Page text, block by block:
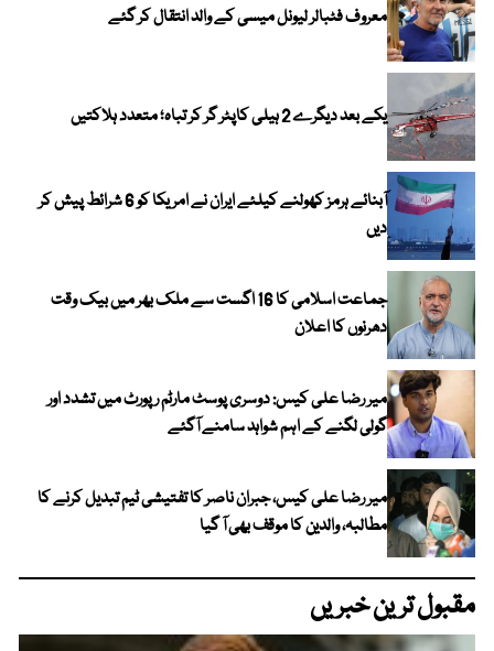
معروف فٹبالر لیونل میسی کے والد انتقال کر گئے
یکے بعد دیگرے 2 ہیلی کاپٹر گر کر تباہ؛ متعدد ہلاکتیں
آبنائے ہرمز کھولنے کیلئے ایران نے امریکا کو 6 شرائط پیش کر
دیں
جماعت اسلامی کا 16 اگست سے ملک بھر میں بیک وقت
دھرنوں کا اعلان
میر رضا علی کیس: دوسری پوسٹ مارٹم رپورٹ میں تشدد اور
گولی لگنے کے اہم شواہد سامنے آگئے
میر رضا علی کیس، جبران ناصر کا تفتیشی ٹیم تبدیل کرنے کا
مطالبہ، والدین کا موقف بھی آ گیا
مقبول ترین خبریں